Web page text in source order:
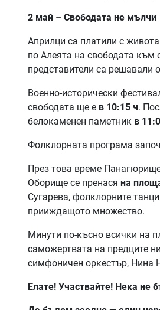
2 май – Свободата не мълчи
Априлци са платили с
по Алеята на свободата към
представители са решавали
Военно-исторически
свободата ще е в 10:15 ч.
белокаменен паметник в
Фолклорната програма
През това време
Оборище се пренася на
Сугарева, фолклорните
прииждащото множество.
Минути по-късно всички на
саможертвата на предците
симфоничен оркестър, Нина
Елате! Участвайте! Нека не